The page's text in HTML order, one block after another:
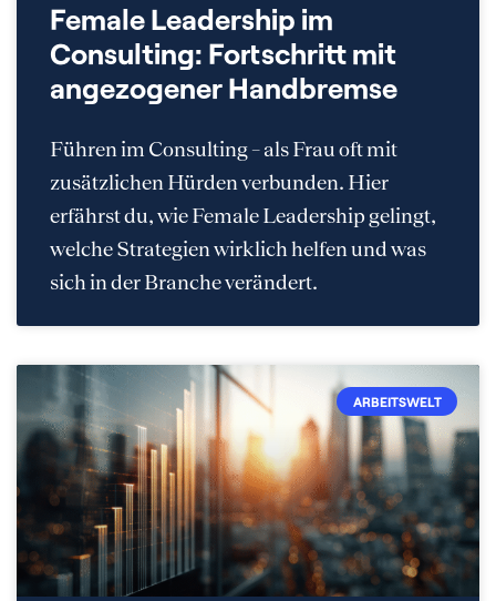
Female Leadership im
Consulting: Fortschritt mit
angezogener Handbremse
Führen im Consulting – als Frau oft mit
zusätzlichen Hürden verbunden. Hier
erfährst du, wie Female Leadership gelingt,
welche Strategien wirklich helfen und was
sich in der Branche verändert.
ARBEITSWELT